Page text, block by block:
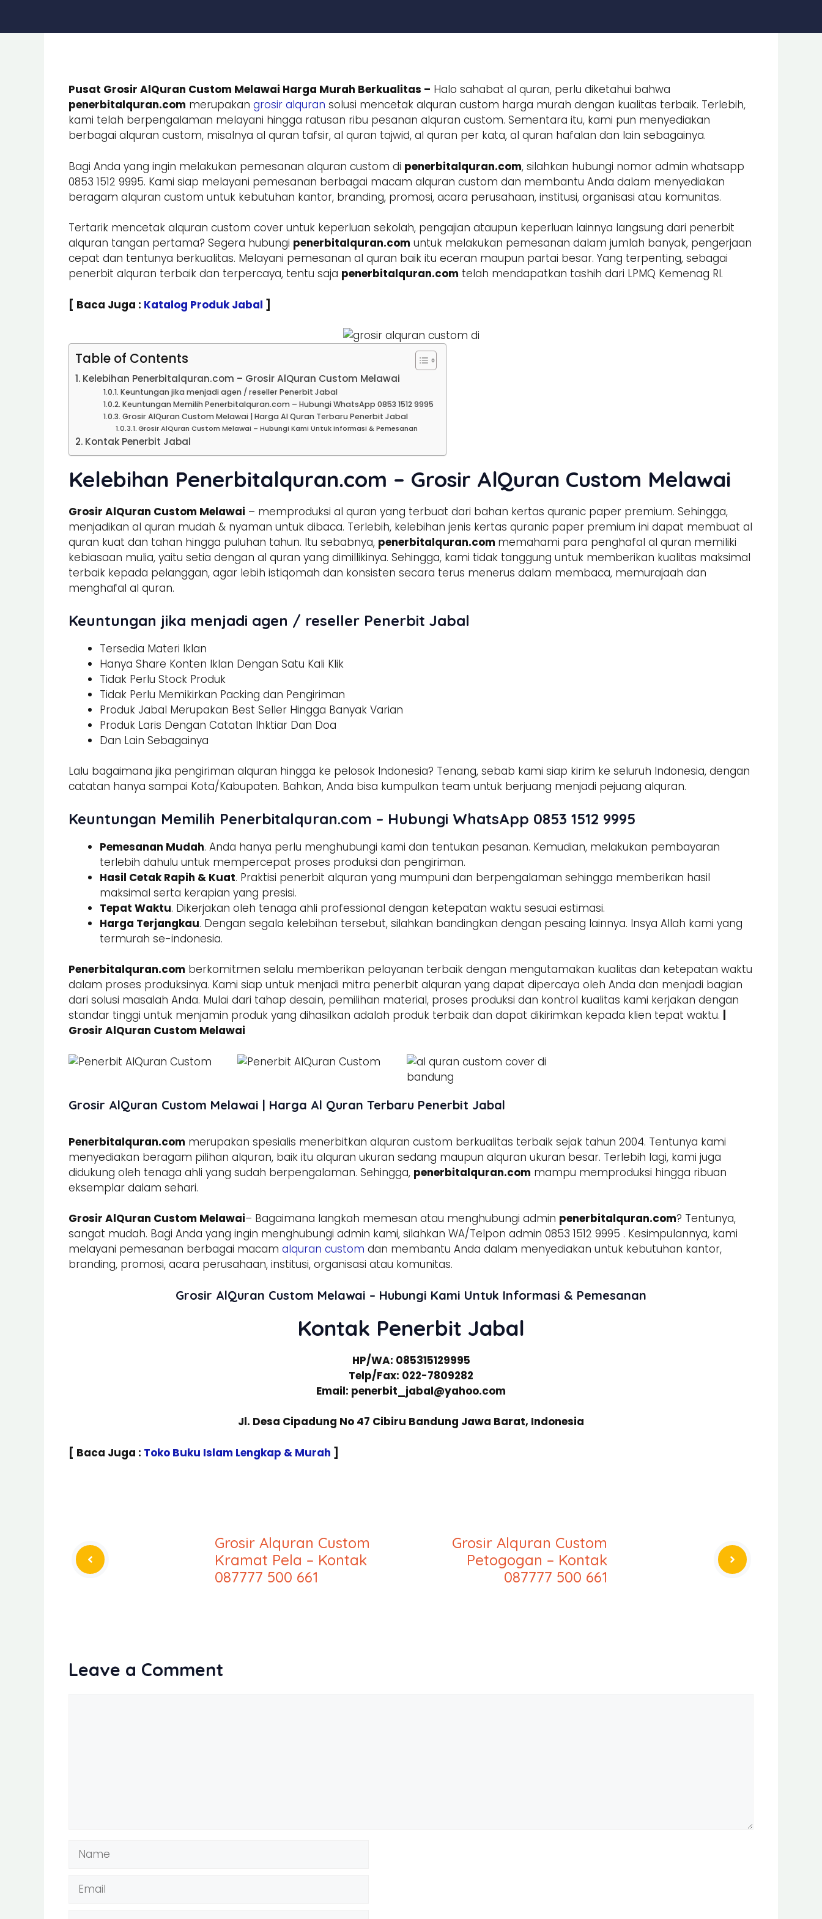
Pusat Grosir AlQuran Custom Melawai Harga Murah Berkualitas – Halo sahabat al quran, perlu diketahui bahwa
penerbitalquran.com merupakan grosir alquran solusi mencetak alquran custom harga murah dengan kualitas terbaik. Terlebih,
kami telah berpengalaman melayani hingga ratusan ribu pesanan alquran custom. Sementara itu, kami pun menyediakan
berbagai alquran custom, misalnya al quran tafsir, al quran tajwid, al quran per kata, al quran hafalan dan lain sebagainya.
Bagi Anda yang ingin melakukan pemesanan alquran custom di penerbitalquran.com, silahkan hubungi nomor admin whatsapp
0853 1512 9995. Kami siap melayani pemesanan berbagai macam alquran custom dan membantu Anda dalam menyediakan
beragam alquran custom untuk kebutuhan kantor, branding, promosi, acara perusahaan, institusi, organisasi atau komunitas.
Tertarik mencetak alquran custom cover untuk keperluan sekolah, pengajian ataupun keperluan lainnya langsung dari penerbit
alquran tangan pertama? Segera hubungi penerbitalquran.com untuk melakukan pemesanan dalam jumlah banyak, pengerjaan
cepat dan tentunya berkualitas. Melayani pemesanan al quran baik itu eceran maupun partai besar. Yang terpenting, sebagai
penerbit alquran terbaik dan terpercaya, tentu saja penerbitalquran.com telah mendapatkan tashih dari LPMQ Kemenag RI.
[ Baca Juga : Katalog Produk Jabal ]
Table of Contents
Kelebihan Penerbitalquran.com – Grosir AlQuran Custom Melawai
Keuntungan jika menjadi agen / reseller Penerbit Jabal
Keuntungan Memilih Penerbitalquran.com – Hubungi WhatsApp 0853 1512 9995
Grosir AlQuran Custom Melawai | Harga Al Quran Terbaru Penerbit Jabal
Grosir AlQuran Custom Melawai – Hubungi Kami Untuk Informasi & Pemesanan
Kontak Penerbit Jabal
Kelebihan Penerbitalquran.com – Grosir AlQuran Custom Melawai
Grosir AlQuran Custom Melawai – memproduksi al quran yang terbuat dari bahan kertas quranic paper premium. Sehingga,
menjadikan al quran mudah & nyaman untuk dibaca. Terlebih, kelebihan jenis kertas quranic paper premium ini dapat membuat al
quran kuat dan tahan hingga puluhan tahun. Itu sebabnya, penerbitalquran.com memahami para penghafal al quran memiliki
kebiasaan mulia, yaitu setia dengan al quran yang dimillikinya. Sehingga, kami tidak tanggung untuk memberikan kualitas maksimal
terbaik kepada pelanggan, agar lebih istiqomah dan konsisten secara terus menerus dalam membaca, memurajaah dan
menghafal al quran.
Keuntungan jika menjadi agen / reseller Penerbit Jabal
Tersedia Materi Iklan
Hanya Share Konten Iklan Dengan Satu Kali Klik
Tidak Perlu Stock Produk
Tidak Perlu Memikirkan Packing dan Pengiriman
Produk Jabal Merupakan Best Seller Hingga Banyak Varian
Produk Laris Dengan Catatan Ihktiar Dan Doa
Dan Lain Sebagainya
Lalu bagaimana jika pengiriman alquran hingga ke pelosok Indonesia? Tenang, sebab kami siap kirim ke seluruh Indonesia, dengan
catatan hanya sampai Kota/Kabupaten. Bahkan, Anda bisa kumpulkan team untuk berjuang menjadi pejuang alquran.
Keuntungan Memilih Penerbitalquran.com – Hubungi WhatsApp 0853 1512 9995
Pemesanan Mudah. Anda hanya perlu menghubungi kami dan tentukan pesanan. Kemudian, melakukan pembayaran
terlebih dahulu untuk mempercepat proses produksi dan pengiriman.
Hasil Cetak Rapih & Kuat. Praktisi penerbit alquran yang mumpuni dan berpengalaman sehingga memberikan hasil
maksimal serta kerapian yang presisi.
Tepat Waktu. Dikerjakan oleh tenaga ahli professional dengan ketepatan waktu sesuai estimasi.
Harga Terjangkau. Dengan segala kelebihan tersebut, silahkan bandingkan dengan pesaing lainnya. Insya Allah kami yang
termurah se-indonesia.
Penerbitalquran.com berkomitmen selalu memberikan pelayanan terbaik dengan mengutamakan kualitas dan ketepatan waktu
dalam proses produksinya. Kami siap untuk menjadi mitra penerbit alquran yang dapat dipercaya oleh Anda dan menjadi bagian
dari solusi masalah Anda. Mulai dari tahap desain, pemilihan material, proses produksi dan kontrol kualitas kami kerjakan dengan
standar tinggi untuk menjamin produk yang dihasilkan adalah produk terbaik dan dapat dikirimkan kepada klien tepat waktu.
Grosir AlQuran Custom Melawai
Grosir AlQuran Custom Melawai | Harga Al Quran Terbaru Penerbit Jabal
Penerbitalquran.com merupakan spesialis menerbitkan alquran custom berkualitas terbaik sejak tahun 2004. Tentunya kami
menyediakan beragam pilihan alquran, baik itu alquran ukuran sedang maupun alquran ukuran besar. Terlebih lagi, kami juga
didukung oleh tenaga ahli yang sudah berpengalaman. Sehingga, penerbitalquran.com mampu memproduksi hingga ribuan
eksemplar dalam sehari.
Grosir AlQuran Custom Melawai– Bagaimana langkah memesan atau menghubungi admin penerbitalquran.com? Tentunya,
sangat mudah. Bagi Anda yang ingin menghubungi admin kami, silahkan WA/Telpon admin 0853 1512 9995 . Kesimpulannya, kami
melayani pemesanan berbagai macam alquran custom dan membantu Anda dalam menyediakan untuk kebutuhan kantor,
branding, promosi, acara perusahaan, institusi, organisasi atau komunitas.
Grosir AlQuran Custom Melawai – Hubungi Kami Untuk Informasi & Pemesanan
Kontak Penerbit Jabal
HP/WA: 085315129995
Telp/Fax: 022-7809282
Email: penerbit_jabal@yahoo.com
Jl. Desa Cipadung No 47 Cibiru Bandung Jawa Barat, Indonesia
[ Baca Juga : Toko Buku Islam Lengkap & Murah ]
Grosir Alquran Custom
Kramat Pela – Kontak
087777 500 661
Grosir Alquran Custom
Petogogan – Kontak
087777 500 661
Leave a Comment
Name
Email